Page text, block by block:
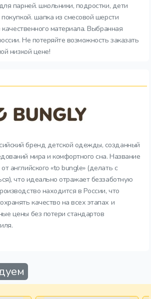
парней. школьники, подростки, дети
шапка из смесовой шерсти
материала. Выбранная
Не потеряйте возможность заказать
низкой цене!
бренд детской одежды, созданный
мира и комфортного сна. Название
английского «to bungle» (делать с
что идеально отражает беззаботную
находится в России, что
качество на всех этапах и
цены без потери стандартов